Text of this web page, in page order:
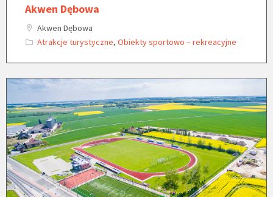
Akwen Dębowa
Akwen Dębowa
Atrakcje turystyczne, Obiekty sportowo – rekreacyjne